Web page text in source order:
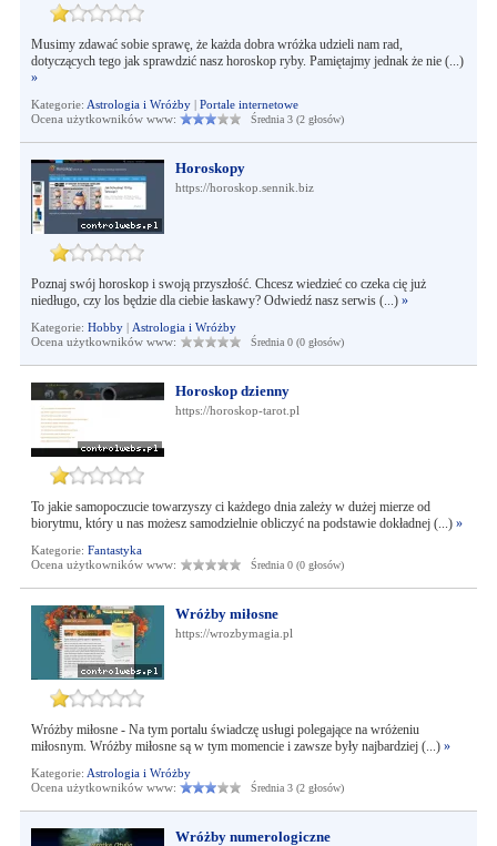
Musimy zdawać sobie sprawę, że każda dobra wróżka udzieli nam rad,
dotyczących tego jak sprawdzić nasz horoskop ryby. Pamiętajmy jednak że nie (...)
»
Kategorie: Astrologia i Wróżby| Portale internetowe
Ocena użytkowników www:
Średnia 3 (2 głosów)
Horoskopy
https://horoskop.sennik.biz
Poznaj swój horoskop i swoją przyszłość. Chcesz wiedzieć co czeka cię już
niedługo, czy los będzie dla ciebie łaskawy? Odwiedź nasz serwis (...) »
Kategorie: Hobby| Astrologia i Wróżby
Ocena użytkowników www:
Średnia 0 (0 głosów)
Horoskop dzienny
https://horoskop-tarot.pl
To jakie samopoczucie towarzyszy ci każdego dnia zależy w dużej mierze od
biorytmu, który u nas możesz samodzielnie obliczyć na podstawie dokładnej (...) »
Kategorie: Fantastyka
Ocena użytkowników www:
Średnia 0 (0 głosów)
Wróżby miłosne
https://wrozbymagia.pl
Wróżby miłosne - Na tym portalu świadczę usługi polegające na wróżeniu
miłosnym. Wróżby miłosne są w tym momencie i zawsze były najbardziej (...) »
Kategorie: Astrologia i Wróżby
Ocena użytkowników www:
Średnia 3 (2 głosów)
Wróżby numerologiczne